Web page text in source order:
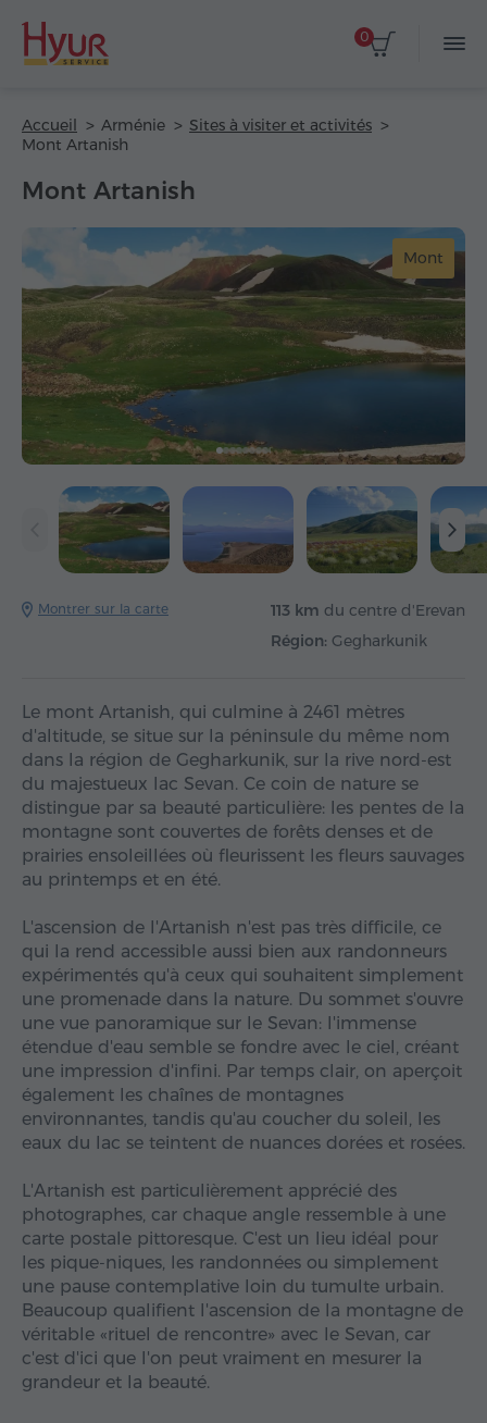
0
Accueil Arménie
Sites à visiter et activités
Mont Artanish
Mont Artanish
Mont
Montrer sur la carte 113 km du centre d'Erevan
Région: Gegharkunik
Le mont Artanish, qui culmine à 2461 mètres
d'altitude, se situe sur la péninsule du même nom
dans la région de Gegharkunik, sur la rive nord-est
du majestueux lac Sevan. Ce coin de nature se
distingue par sa beauté particulière: les pentes de la
montagne sont couvertes de forêts denses et de
prairies ensoleillées où fleurissent les fleurs sauvages
au printemps et en été.
L'ascension de l'Artanish n'est pas très difficile, ce
qui la rend accessible aussi bien aux randonneurs
expérimentés qu'à ceux qui souhaitent simplement
une promenade dans la nature. Du sommet s'ouvre
une vue panoramique sur le Sevan: l'immense
étendue d'eau semble se fondre avec le ciel, créant
une impression d'infini. Par temps clair, on aperçoit
également les chaînes de montagnes
environnantes, tandis qu'au coucher du soleil, les
eaux du lac se teintent de nuances dorées et rosées.
L'Artanish est particulièrement apprécié des
photographes, car chaque angle ressemble à une
carte postale pittoresque. C'est un lieu idéal pour
les pique-niques, les randonnées ou simplement
une pause contemplative loin du tumulte urbain.
Beaucoup qualifient l'ascension de la montagne de
véritable «rituel de rencontre» avec le Sevan, car
c'est d'ici que l'on peut vraiment en mesurer la
grandeur et la beauté.